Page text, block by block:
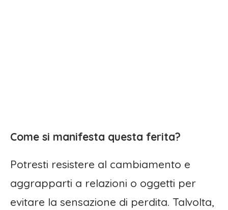
Come si manifesta questa ferita?
Potresti resistere al cambiamento e
aggrapparti a relazioni o oggetti per
evitare la sensazione di perdita. Talvolta,